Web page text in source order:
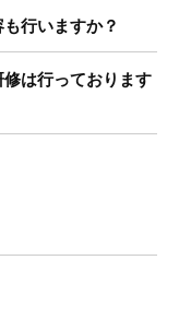
行いますか？
は行っております